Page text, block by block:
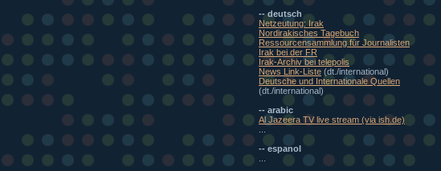
-- deutsch
Netzeutung: Irak
Nordirakisches Tagebuch
Ressourcensammlung für Journalisten
Irak bei der FR
Irak-Archiv bei telepolis
News Link-Liste (dt./international)
Deutsche und Internationale Quellen
(dt./international)
-- arabic
Al Jazeera TV live stream (via ish.de)
-- espanol